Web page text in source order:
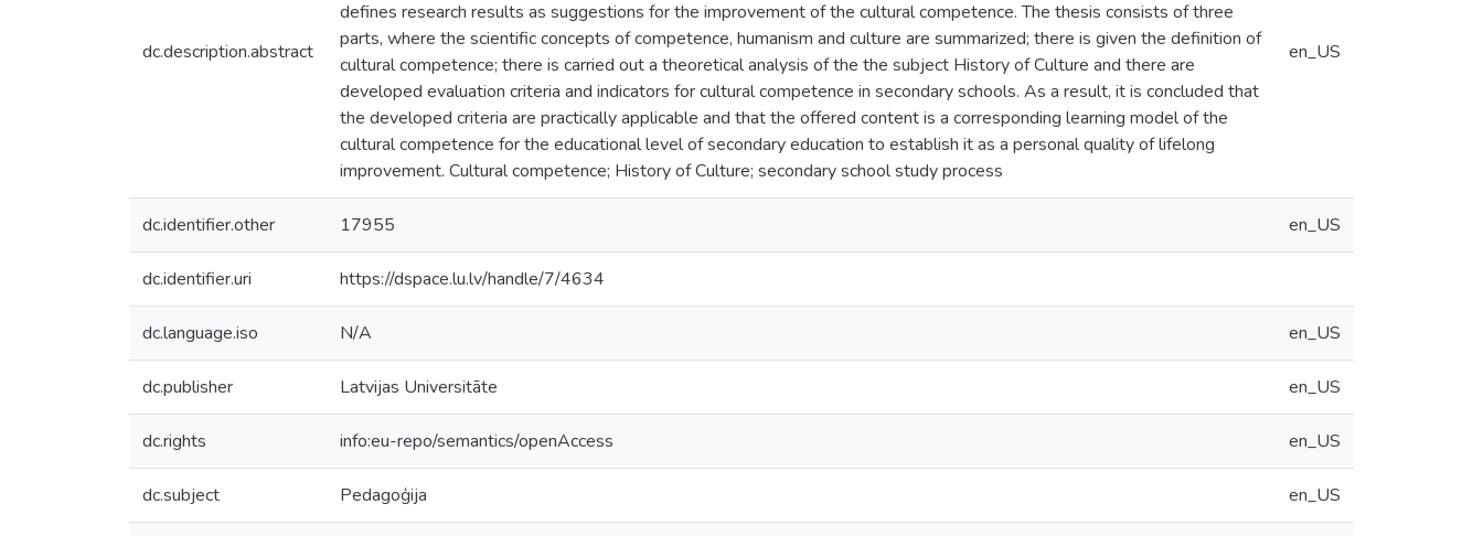
dc.description.abstract
defines research results as suggestions for the improvement of the cultural competence. The thesis consists of three
parts, where the scientific concepts of competence, humanism and culture are summarized; there is given the definition of
cultural competence; there is carried out a theoretical analysis of the the subject History of Culture and there are
developed evaluation criteria and indicators for cultural competence in secondary schools. As a result, it is concluded that
the developed criteria are practically applicable and that the offered content is a corresponding learning model of the
cultural competence for the educational level of secondary education to establish it as a personal quality of lifelong
improvement. Cultural competence; History of Culture; secondary school study process
en_US
dc.identifier.other 17955 en_US
dc.identifier.uri https://dspace.lu.lv/handle/7/4634
dc.language.iso N/A en_US
dc.publisher Latvijas Universitāte en_US
dc.rights info:eu-repo/semantics/openAccess en_US
dc.subject Pedagoģija en_US